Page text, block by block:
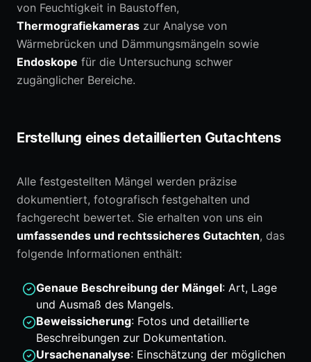
von Feuchtigkeit in Baustoffen,
Thermografiekameras zur Analyse von
Wärmebrücken und Dämmungsmängeln sowie
Endoskope für die Untersuchung schwer
zugänglicher Bereiche.
Erstellung eines detaillierten Gutachtens
Alle festgestellten Mängel werden präzise
dokumentiert, fotografisch festgehalten und
fachgerecht bewertet. Sie erhalten von uns ein
umfassendes und rechtssicheres Gutachten, das
folgende Informationen enthält:
Genaue Beschreibung der Mängel: Art, Lage
und Ausmaß des Mangels.
Beweissicherung: Fotos und detaillierte
Beschreibungen zur Dokumentation.
Ursachenanalyse: Einschätzung der möglichen